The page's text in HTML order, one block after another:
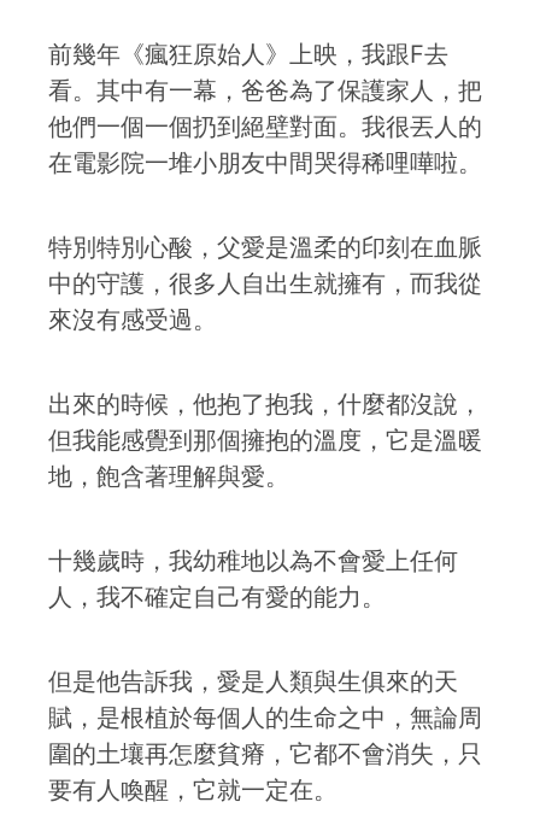
前幾年《瘋狂原始人》上映，我跟F去
看。其中有一幕，爸爸為了保護家人，把
他們一個一個扔到絕壁對面。我很丟人的
在電影院一堆小朋友中間哭得稀哩嘩啦。
特別特別心酸，父愛是溫柔的印刻在血脈
中的守護，很多人自出生就擁有，而我從
來沒有感受過。
出來的時候，他抱了抱我，什麼都沒說，
但我能感覺到那個擁抱的溫度，它是溫暖
地，飽含著理解與愛。
十幾歲時，我幼稚地以為不會愛上任何
人，我不確定自己有愛的能力。
但是他告訴我，愛是人類與生俱來的天
賦，是根植於每個人的生命之中，無論周
圍的土壤再怎麼貧瘠，它都不會消失，只
要有人喚醒，它就一定在。